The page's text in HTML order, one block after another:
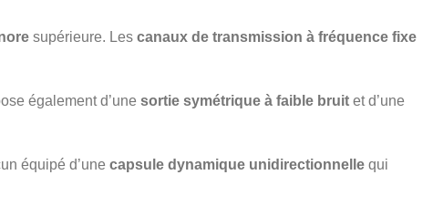
supérieure. Les canaux de transmission à fréquence fixe
également d’une sortie symétrique à faible bruit et d’une
équipé d’une capsule dynamique unidirectionnelle qui